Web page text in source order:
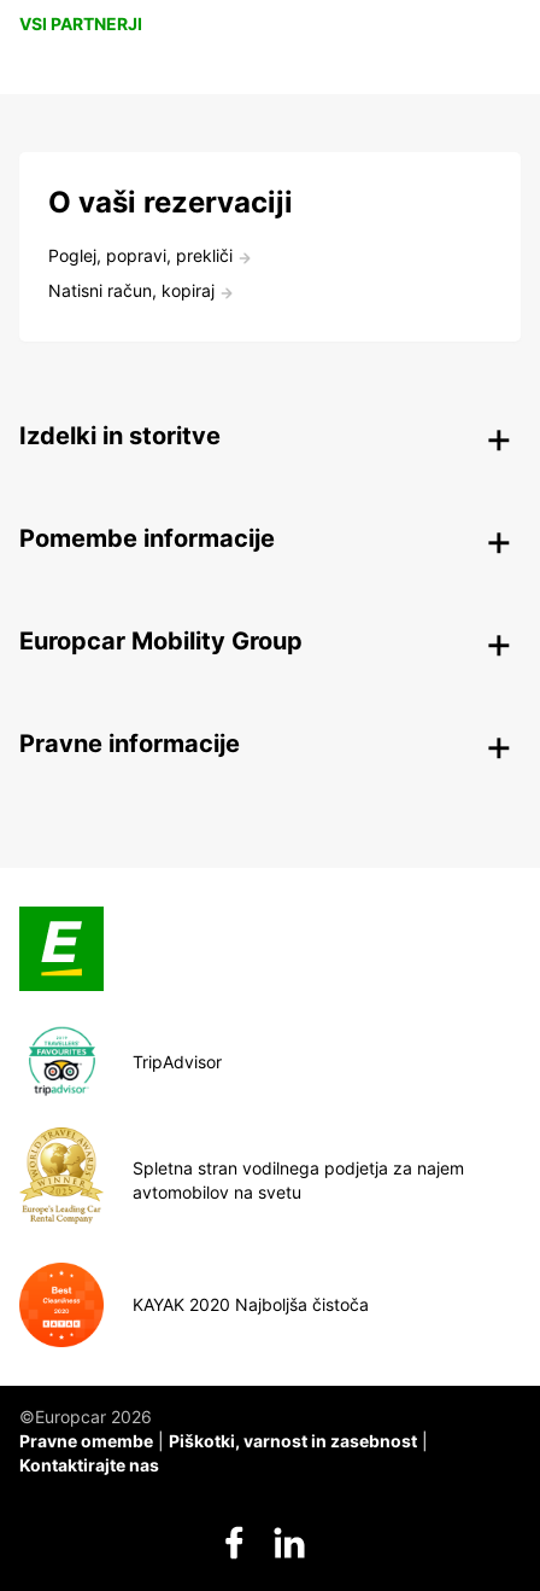
VSI PARTNERJI
O vaši rezervaciji
Poglej, popravi, prekliči
Natisni račun, kopiraj
Izdelki in storitve
Pomembe informacije
Europcar Mobility Group
Pravne informacije
TripAdvisor
Spletna stran vodilnega podjetja za najem
avtomobilov na svetu
KAYAK 2020 Najboljša čistoča
©Europcar 2026
Pravne omembe
Piškotki, varnost in zasebnost
Kontaktirajte nas